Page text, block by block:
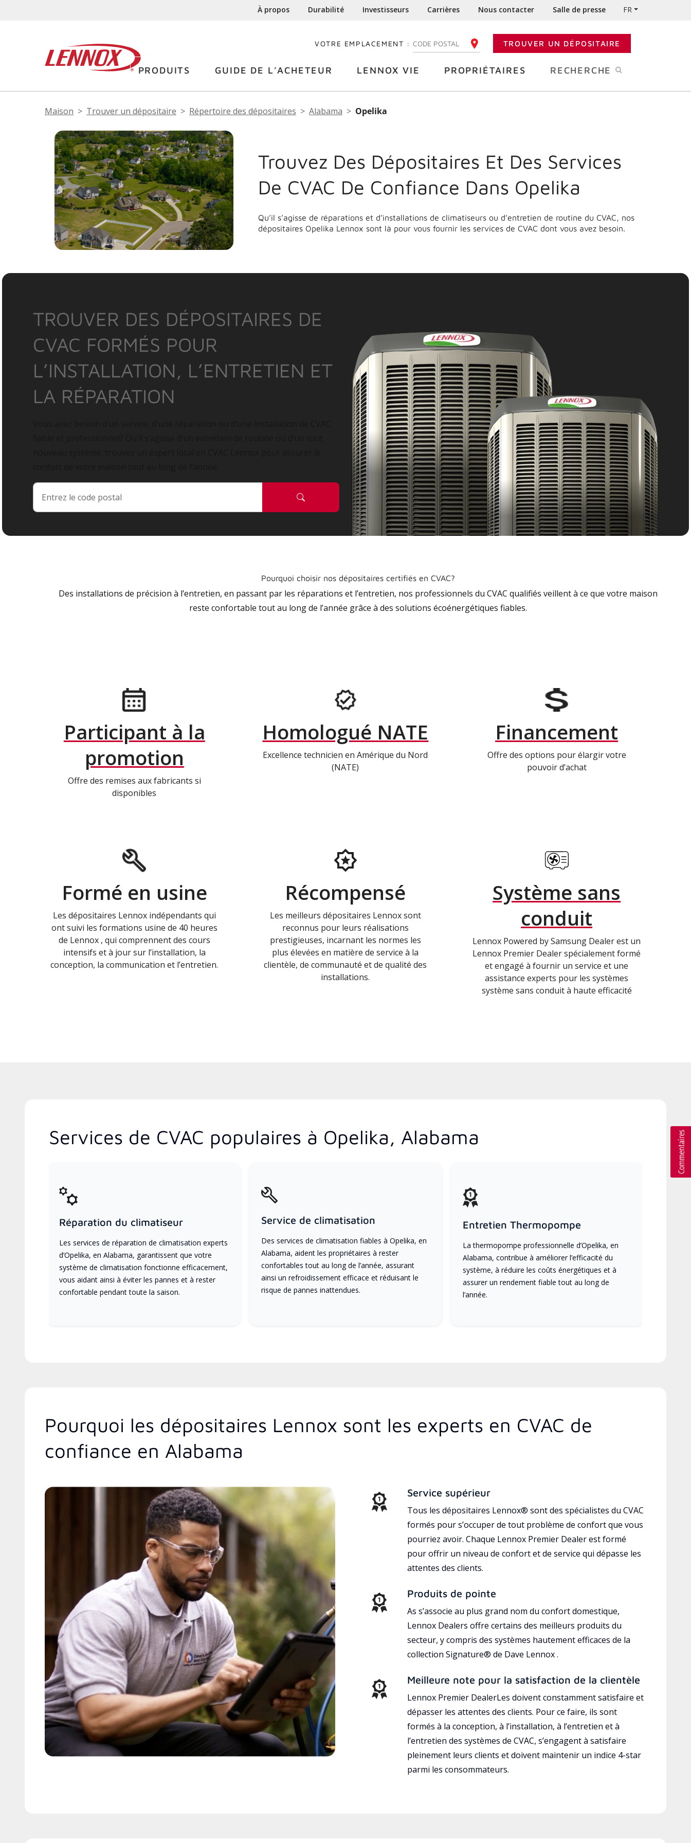
À propos Durabilité Investisseurs Carrières Nous contacter Salle de presse FR
VOTRE EMPLACEMENT : ENTREZ VOTRE CODE POSTALTROUVER UN DÉPOSITAIRE
PRODUITS GUIDE DE L’ACHETEUR LENNOX VIE PROPRIÉTAIRES RECHERCHE
Maison Trouver un dépositaire Répertoire des dépositaires Alabama Opelika
Trouvez Des Dépositaires Et Des Services
De CVAC De Confiance Dans Opelika
Qu’il s’agisse de réparations et d’installations de climatiseurs ou d’entretien de routine du CVAC, nos
dépositaires Opelika Lennox sont là pour vous fournir les services de CVAC dont vous avez besoin.
TROUVER DES DÉPOSITAIRES DE
CVAC FORMÉS POUR
L’INSTALLATION, L’ENTRETIEN ET
LA RÉPARATION
Pourquoi choisir nos dépositaires certifiés en CVAC?
Des installations de précision à l’entretien, en passant par les réparations et l’entretien, nos professionnels du CVAC qualifiés veillent à ce que votre maison
reste confortable tout au long de l’année grâce à des solutions écoénergétiques fiables.
Participant à la
promotion
Offre des remises aux fabricants si
disponibles
Homologué NATE
Excellence technicien en Amérique du Nord
(NATE)
Financement
Offre des options pour élargir votre
pouvoir d’achat
Formé en usine
Les dépositaires Lennox indépendants qui
ont suivi les formations usine de 40 heures
de Lennox , qui comprennent des cours
intensifs et à jour sur l’installation, la
conception, la communication et l’entretien.
Récompensé
Les meilleurs dépositaires Lennox sont
reconnus pour leurs réalisations
prestigieuses, incarnant les normes les
plus élevées en matière de service à la
clientèle, de communauté et de qualité des
installations.
Système sans
conduit
Lennox Powered by Samsung Dealer est un
Lennox Premier Dealer spécialement formé
et engagé à fournir un service et une
assistance experts pour les systèmes
système sans conduit à haute efficacité
Services de CVAC populaires à Opelika, Alabama
Réparation du climatiseur
Les services de réparation de climatisation experts
d’Opelika, en Alabama, garantissent que votre
système de climatisation fonctionne efficacement,
vous aidant ainsi à éviter les pannes et à rester
confortable pendant toute la saison.
Service de climatisation
Des services de climatisation fiables à Opelika, en
Alabama, aident les propriétaires à rester
confortables tout au long de l’année, assurant
ainsi un refroidissement efficace et réduisant le
risque de pannes inattendues.
Entretien Thermopompe
La thermopompe professionnelle d’Opelika, en
Alabama, contribue à améliorer l’efficacité du
système, à réduire les coûts énergétiques et à
assurer un rendement fiable tout au long de
l’année.
Pourquoi les dépositaires Lennox sont les experts en CVAC de
confiance en Alabama
Service supérieur
Tous les dépositaires Lennox® sont des spécialistes du CVAC
formés pour s’occuper de tout problème de confort que vous
pourriez avoir. Chaque Lennox Premier Dealer est formé
pour offrir un niveau de confort et de service qui dépasse les
attentes des clients.
Produits de pointe
As s’associe au plus grand nom du confort domestique,
Lennox Dealers offre certains des meilleurs produits du
secteur, y compris des systèmes hautement efficaces de la
collection Signature® de Dave Lennox .
Meilleure note pour la satisfaction de la clientèle
Lennox Premier DealerLes doivent constamment satisfaire et
dépasser les attentes des clients. Pour ce faire, ils sont
formés à la conception, à l’installation, à l’entretien et à
l’entretien des systèmes de CVAC, s’engagent à satisfaire
pleinement leurs clients et doivent maintenir un indice 4-star
parmi les consommateurs.